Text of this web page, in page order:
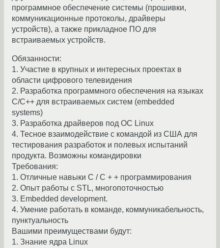
программное обеспечение системы (прошивки,
коммуникационные протоколы, драйверы
устройств), а также прикладное ПО для
встраиваемых устройств.
Обязанности:
1. Участие в крупных и интересных проектах в
области цифрового телевидения
2. Разработка программного обеспечения на языках
C/C++ для встраиваемых систем (embedded
systems)
3. Разработка драйверов под ОС Linux
4. Тесное взаимодействие с командой из США для
тестирования разработок и полевых испытаний
продукта. Возможны командировки
Требования:
1. Отличные навыки C / C + + программирования
2. Опыт работы с STL, многопоточностью
3. Embedded development.
4. Умение работать в команде, коммуникабельность,
пунктуальность
Вашими преимуществами будут:
1. Знание ядра Linux